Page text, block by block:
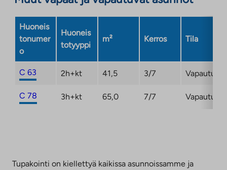
Huoneis
tonumer
o
Huoneis
totyyppi
m² Kerros Tila
C 63 2h+kt 41,5 3/7
C 78 3h+kt 65,0 7/7
Tupakointi on kiellettyä kaikissa asunnoissamme ja